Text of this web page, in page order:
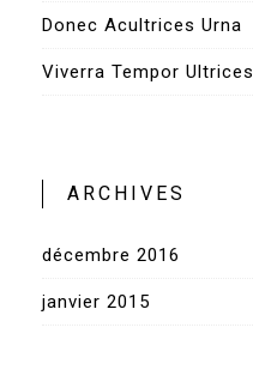
Donec Acultrices Urna
Viverra Tempor Ultrices
ARCHIVES
décembre 2016
janvier 2015